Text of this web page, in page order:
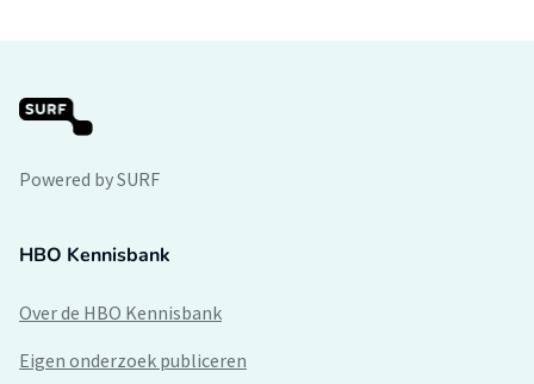
Powered by SURF
HBO Kennisbank
Over de HBO Kennisbank
Eigen onderzoek publiceren